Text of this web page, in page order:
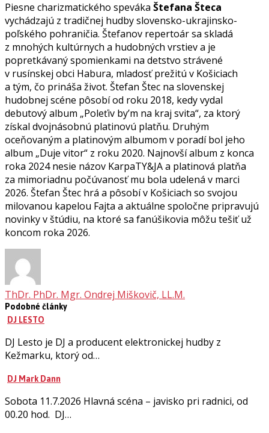
Piesne charizmatického speváka Štefana Šteca
vychádzajú z tradičnej hudby slovensko-ukrajinsko-
poľského pohraničia. Štefanov repertoár sa skladá
z mnohých kultúrnych a hudobných vrstiev a je
popretkávaný spomienkami na detstvo strávené
v rusínskej obci Habura, mladosť prežitú v Košiciach
a tým, čo prináša život. Štefan Štec na slovenskej
hudobnej scéne pôsobí od roku 2018, kedy vydal
debutový album „Poleťiv by’m na kraj svita“, za ktorý
získal dvojnásobnú platinovú platňu. Druhým
oceňovaným a platinovým albumom v poradí bol jeho
album „Duje vitor“ z roku 2020. Najnovší album z konca
roka 2024 nesie názov KarpaTY&JA a platinová platňa
za mimoriadnu počúvanosť mu bola udelená v marci
2026. Štefan Štec hrá a pôsobí v Košiciach so svojou
milovanou kapelou Fajta a aktuálne spoločne pripravujú
novinky v štúdiu, na ktoré sa fanúšikovia môžu tešiť už
koncom roka 2026.
ThDr. PhDr. Mgr. Ondrej Miškovič, LL.M.
Podobné články
DJ LESTO
DJ Lesto je DJ a producent elektronickej hudby z
Kežmarku, ktorý od…
DJ Mark Dann
Sobota 11.7.2026 Hlavná scéna – javisko pri radnici, od
00.20 hod. DJ…